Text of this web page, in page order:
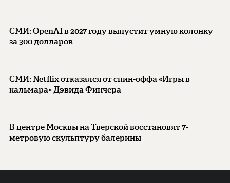
СМИ: OpenAI в 2027 году выпустит умную колонку
за 300 долларов
СМИ: Netflix отказался от спин-оффа «Игры в
кальмара» Дэвида Финчера
В центре Москвы на Тверской восстановят 7-
метровую скульптуру балерины